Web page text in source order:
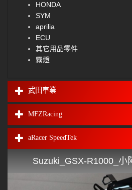
HONDA
SYM
aprilia
ECU
其它用品零件
霧燈
武田車業
MFZRacing
aRacer SpeedTek
Suzuki_GSX-R1000_小